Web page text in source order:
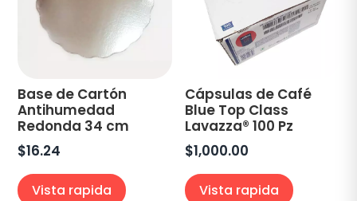
Base de Cartón
Antihumedad
Redonda 34 cm
$16.24
Vista rapida
Cápsulas de Café
Blue Top Class
Lavazza® 100 Pz
$1,000.00
Vista rapida